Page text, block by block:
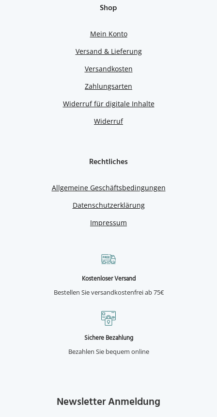
Shop
Mein Konto
Versand & Lieferung
Versandkosten
Zahlungsarten
Widerruf für digitale Inhalte
Widerruf
Rechtliches
Allgemeine Geschäftsbedingungen
Datenschutzerklärung
Impressum
Kostenloser Versand
Bestellen Sie versandkostenfrei ab 75€
Sichere Bezahlung
Bezahlen Sie bequem online
Newsletter Anmeldung